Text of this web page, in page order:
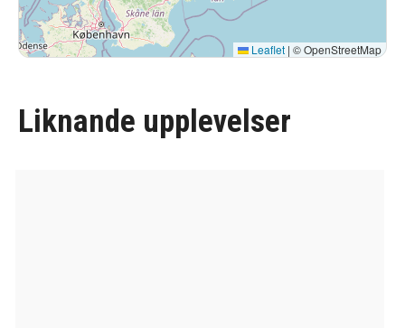
Leaflet | © OpenStreetMap
Liknande upplevelser